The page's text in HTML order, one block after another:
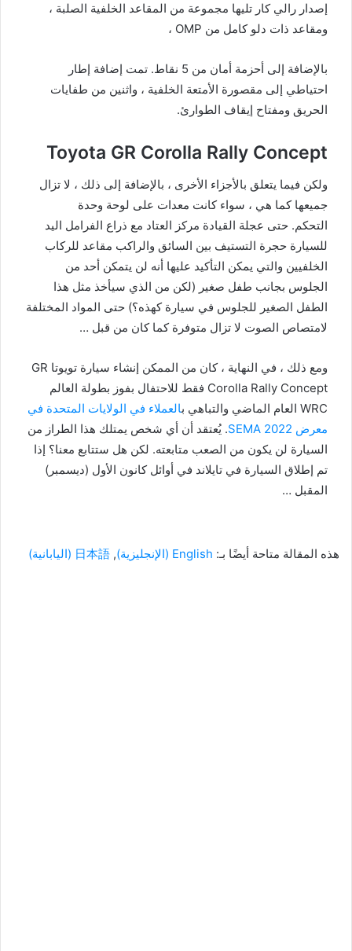
إصدار رالي كار تليها مجموعة من المقاعد الخلفية الصلبة ،
ومقاعد ذات دلو كامل من OMP ،
بالإضافة إلى أحزمة أمان من 5 نقاط. تمت إضافة إطار
احتياطي إلى مقصورة الأمتعة الخلفية ، واثنين من طفايات
الحريق ومفتاح إيقاف الطوارئ.
Toyota GR Corolla Rally Concept
ولكن فيما يتعلق بالأجزاء الأخرى ، بالإضافة إلى ذلك ، لا تزال
جميعها كما هي ، سواء كانت معدات على لوحة وحدة
التحكم. حتى عجلة القيادة مركز العتاد مع ذراع الفرامل اليد
للسيارة حجرة التستيف بين السائق والراكب مقاعد للركاب
الخلفيين والتي يمكن التأكيد عليها أنه لن يتمكن أحد من
الجلوس بجانب طفل صغير (لكن من الذي سيأخذ مثل هذا
الطفل الصغير للجلوس في سيارة كهذه؟) حتى المواد المختلفة
لامتصاص الصوت لا تزال متوفرة كما كان من قبل …
ومع ذلك ، في النهاية ، كان من الممكن إنشاء سيارة تويوتا GR
Corolla Rally Concept فقط للاحتفال بفوز بطولة العالم
WRC العام الماضي والتباهي ب
العملاء في الولايات المتحدة في
معرض SEMA 2022
. يُعتقد أن أي شخص يمتلك هذا الطراز من
السيارة لن يكون من الصعب متابعته. لكن هل ستتابع معنا؟ إذا
تم إطلاق السيارة في تايلاند في أوائل كانون الأول (ديسمبر)
المقبل …
هذه المقالة متاحة أيضًا بـ: English
(الإنجليزية)
日本語
(اليابانية)